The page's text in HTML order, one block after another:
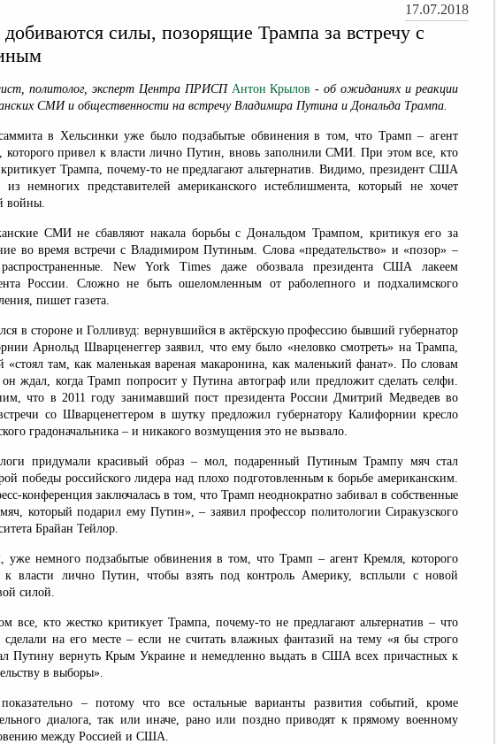
17.07.2018
добиваются силы, позорящие Трампа за встречу с
политолог, эксперт Центра ПРИСП Антон Крылов - об ожиданиях и реакции
СМИ и общественности на встречу Владимира Путина и Дональда Трампа.
в Хельсинки уже было подзабытые обвинения в том, что Трамп – агент
которого привел к власти лично Путин, вновь заполнили СМИ. При этом все, кто
Трампа, почему-то не предлагают альтернатив. Видимо, президент США
немногих представителей американского истеблишмента, который не хочет
войны.
СМИ не сбавляют накала борьбы с Дональдом Трампом, критикуя его за
во время встречи с Владимиром Путиным. Слова «предательство» и «позор» –
New York Times даже обозвала президента США лакеем
России. Сложно не быть ошеломленным от раболепного и подхалимского
пишет газета.
в стороне и Голливуд: вернувшийся в актёрскую профессию бывший губернатор
Арнольд Шварценеггер заявил, что ему было «неловко смотреть» на Трампа,
«стоял там, как маленькая вареная макаронина, как маленький фанат». По словам
он ждал, когда Трамп попросит у Путина автограф или предложит сделать селфи.
что в 2011 году занимавший пост президента России Дмитрий Медведев во
со Шварценеггером в шутку предложил губернатору Калифорнии кресло
градоначальника – и никакого возмущения это не вызвало.
придумали красивый образ – мол, подаренный Путиным Трампу мяч стал
победы российского лидера над плохо подготовленным к борьбе американским.
конференция заключалась в том, что Трамп неоднократно забивал в собственные
который подарил ему Путин», – заявил профессор политологии Сиракузского
Брайан Тейлор.
уже немного подзабытые обвинения в том, что Трамп – агент Кремля, которого
к власти лично Путин, чтобы взять под контроль Америку, всплыли с новой
силой.
все, кто жестко критикует Трампа, почему-то не предлагают альтернатив – что
на его месте – если не считать влажных фантазий на тему «я бы строго
Путину вернуть Крым Украине и немедленно выдать в США всех причастных к
в выборы».
– потому что все остальные варианты развития событий, кроме
диалога, так или иначе, рано или поздно приводят к прямому военному
между Россией и США.